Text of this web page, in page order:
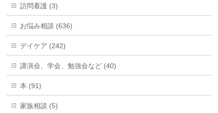
訪問看護 (3)
お悩み相談 (636)
デイケア (242)
講演会、学会、勉強会など (40)
本 (91)
家族相談 (5)